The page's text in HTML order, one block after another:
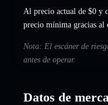
Al precio actual de $0 y
precio mínima gracias al
Nota: El escáner de
antes de operar.
Datos de